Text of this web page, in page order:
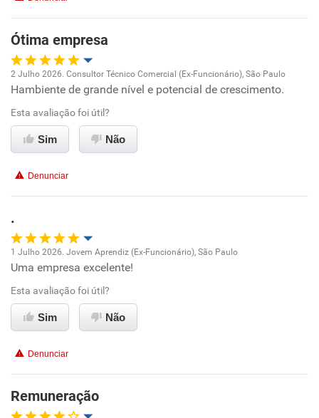
Benefícios
Recomenda esta empresa
Recomenda a diretoria
Ótima empresa
Oportunidade de promoção
Ambiente de trabalho
Benefícios
Recomenda esta empresa
Recomenda a diretoria
2 Julho 2026. Consultor Técnico Comercial (Ex-Funcionário), São Paulo
Hambiente de grande nível e potencial de crescimento.
Esta avaliação foi útil?
Sim Não
Denunciar
.
Oportunidade de promoção
Ambiente de trabalho
Benefícios
Recomenda esta empresa
1 Julho 2026. Jovem Aprendiz (Ex-Funcionário), São Paulo
Uma empresa excelente!
Esta avaliação foi útil?
Sim Não
Denunciar
Remuneração